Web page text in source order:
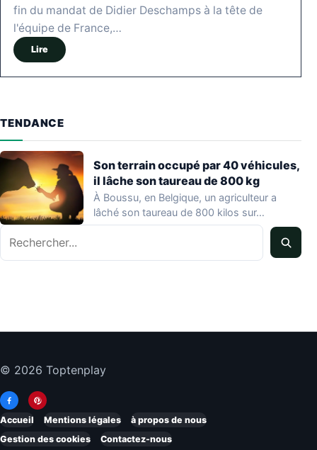
fin du mandat de Didier Deschamps à la tête de
l'équipe de France,…
Lire
TENDANCE
Son terrain occupé par 40 véhicules,
il lâche son taureau de 800 kg
À Boussu, en Belgique, un agriculteur a
lâché son taureau de 800 kilos sur…
Rechercher
© 2026 Toptenplay
Accueil Mentions légales
à propos de nous
Gestion des cookies
Contactez-nous